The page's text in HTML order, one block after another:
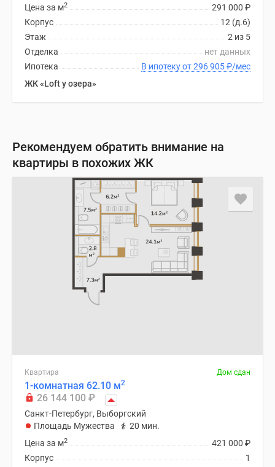
291 000 ₽
Цена за м2
12 (д.6)
Корпус
2 из 5
Этаж
нет данных
Отделка
В ипотеку от 296 905₽/мес
Ипотека
ЖК «Loft у озера»
Рекомендуем обратить внимание на
квартиры в похожих ЖК
Квартира Дом сдан
1-комнатная 62.10 м2
26 144 100 ₽
Санкт-Петербург, Выборгский
Площадь Мужества
20 мин.
421 000 ₽
Цена за м2
1
Корпус